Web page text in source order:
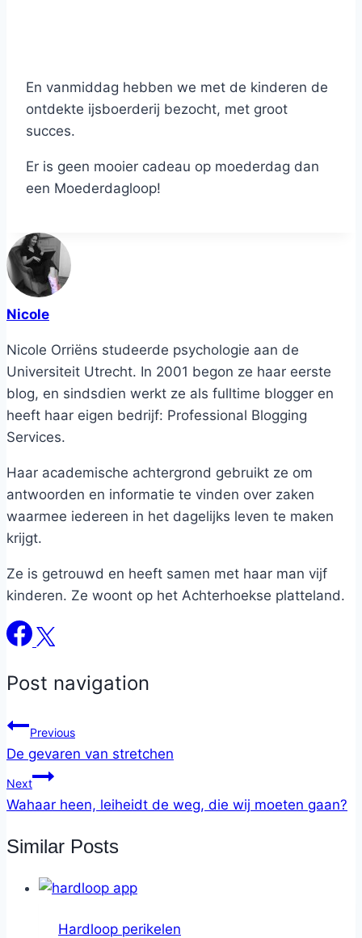
En vanmiddag hebben we met de kinderen de
ontdekte ijsboerderij bezocht, met groot
succes.
Er is geen mooier cadeau op moederdag dan
een Moederdagloop!
Nicole
Nicole Orriëns studeerde psychologie aan de
Universiteit Utrecht. In 2001 begon ze haar eerste
blog, en sindsdien werkt ze als fulltime blogger en
heeft haar eigen bedrijf: Professional Blogging
Services.
Haar academische achtergrond gebruikt ze om
antwoorden en informatie te vinden over zaken
waarmee iedereen in het dagelijks leven te maken
krijgt.
Ze is getrouwd en heeft samen met haar man vijf
kinderen. Ze woont op het Achterhoekse platteland.
Post navigation
Previous
De gevaren van stretchen
Next
Wahaar heen, leiheidt de weg, die wij moeten gaan?
Similar Posts
Hardloop perikelen